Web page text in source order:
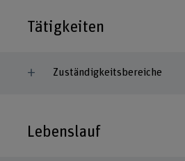
Tätigkeiten
Zuständigkeitsbereiche
Lebenslauf